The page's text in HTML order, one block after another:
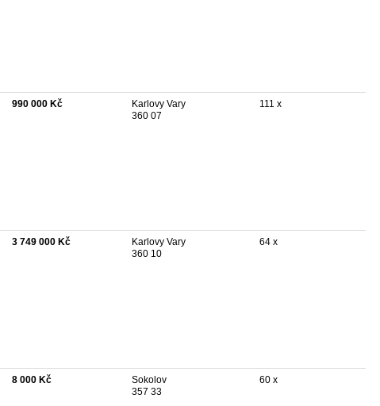
990 000 Kč
Karlovy Vary
360 07
111 x
3 749 000 Kč
Karlovy Vary
360 10
64 x
8 000 Kč
Sokolov
357 33
60 x